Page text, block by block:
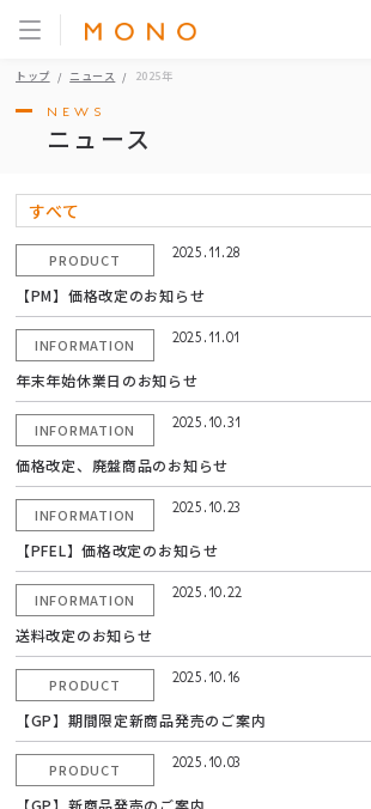
トップ ニュース 2025年
NEWS
ニュース
すべて
2025.11.28
PRODUCT
【PM】価格改定のお知らせ
2025.11.01
INFORMATION
年末年始休業日のお知らせ
2025.10.31
INFORMATION
価格改定、廃盤商品のお知らせ
2025.10.23
INFORMATION
【PFEL】価格改定のお知らせ
2025.10.22
INFORMATION
送料改定のお知らせ
2025.10.16
PRODUCT
【GP】期間限定新商品発売のご案内
2025.10.03
PRODUCT
【GP】新商品発売のご案内